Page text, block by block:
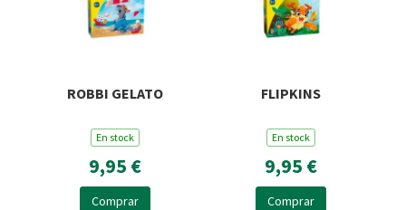
ROBBI GELATO
En stock
9,95 €
Comprar
FLIPKINS
En stock
9,95 €
Comprar